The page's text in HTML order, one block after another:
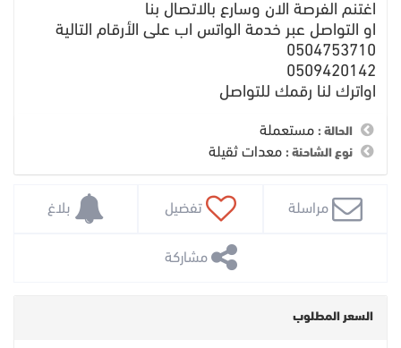
اغتنم الفرصة الان وسارع بالاتصال بنا
او التواصل عبر خدمة الواتس اب على الأرقام التالية
0504753710
0509420142
اواترك لنا رقمك للتواصل
الحالة : مستعملة
نوع الشاحنة : معدات ثقيلة
مراسلة تفضيل
مشاركة
السعر المطلوب